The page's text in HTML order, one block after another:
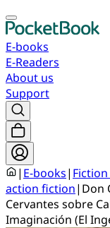
E-books
E-Readers
About us
Support
| E-books|
action fiction| Don
Cervantes sobre
Imaginación (El